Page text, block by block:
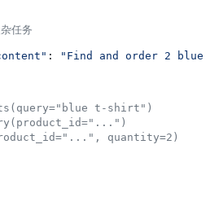
任务
:
"Find and order 2
t-shirt")
quantity=2)